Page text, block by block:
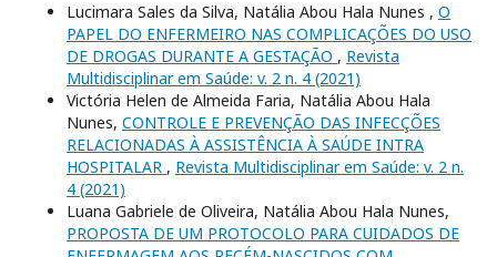
Lucimara Sales da Silva, Natália Abou Hala Nunes , O
PAPEL DO ENFERMEIRO NAS COMPLICAÇÕES DO USO
DE DROGAS DURANTE A GESTAÇÃO , Revista
Multidisciplinar em Saúde: v. 2 n. 4 (2021)
Victória Helen de Almeida Faria, Natália Abou Hala
Nunes, CONTROLE E PREVENÇÃO DAS INFECÇÕES
RELACIONADAS À ASSISTÊNCIA À SAÚDE INTRA
HOSPITALAR , Revista Multidisciplinar em Saúde: v. 2 n.
4 (2021)
Luana Gabriele de Oliveira, Natália Abou Hala Nunes,
PROPOSTA DE UM PROTOCOLO PARA CUIDADOS DE